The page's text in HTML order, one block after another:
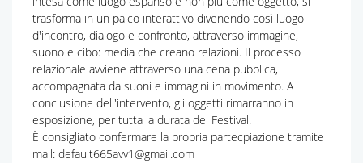
trasforma in un palco interattivo divenendo così luogo
d'incontro, dialogo e confronto, attraverso immagine,
suono e cibo: media che creano relazioni. Il processo
relazionale avviene attraverso una cena pubblica,
accompagnata da suoni e immagini in movimento. A
conclusione dell'intervento, gli oggetti rimarranno in
esposizione, per tutta la durata del Festival.
È consigliato confermare la propria partecpiazione tramite
mail: default665avv1@gmail.com